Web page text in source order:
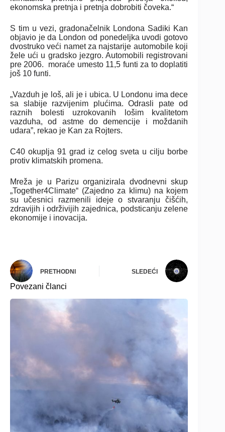
ekonomska pretnja i pretnja dobrobiti čoveka.“
S tim u vezi, gradonačelnik Londona Sadiki Kan
objavio je da London od ponedeljka uvodi gotovo
dvostruko veći namet za najstarije automobile koji
žele ući u gradsko jezgro. Automobili registrovani
pre 2006. moraće umesto 11,5 funti za to doplatiti
još 10 funti.
„Vazduh je loš, ali je i ubica. U Londonu ima dece
sa slabije razvijenim plućima. Odrasli pate od
raznih bolesti uzrokovanih lošim kvalitetom
vazduha, od astme do demencije i moždanih
udara”, rekao je Kan za Rojters.
C40 okuplja 91 grad iz celog sveta u cilju borbe
protiv klimatskih promena.
Mreža je u Parizu organizirala dvodnevni skup
„Together4Climate“ (Zajedno za klimu) na kojem
su učesnici razmenili ideje o stvaranju čišćih,
zdravijih i održivijih zajednica, podsticanju zelene
ekonomije i inovacija.
PRETHODNI SLEDEĆI
Povezani članci